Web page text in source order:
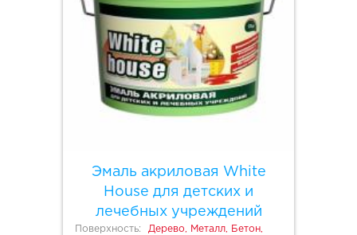
Эмаль акриловая White
House для детских и
лечебных учреждений
Поверхность:
Дерево, Металл, Бетон,